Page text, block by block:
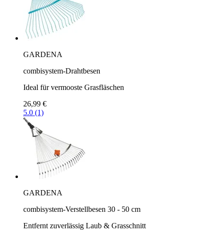
GARDENA
combisystem-Drahtbesen
Ideal für vermooste Grasfläschen
26,99 €
5.0 (1)
GARDENA
combisystem-Verstellbesen 30 - 50 cm
Entfernt zuverlässig Laub & Grasschnitt